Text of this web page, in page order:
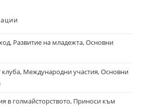
Развитие на младежта, Основни
Международни участия, Основни
в голмайсторството, Приноси към